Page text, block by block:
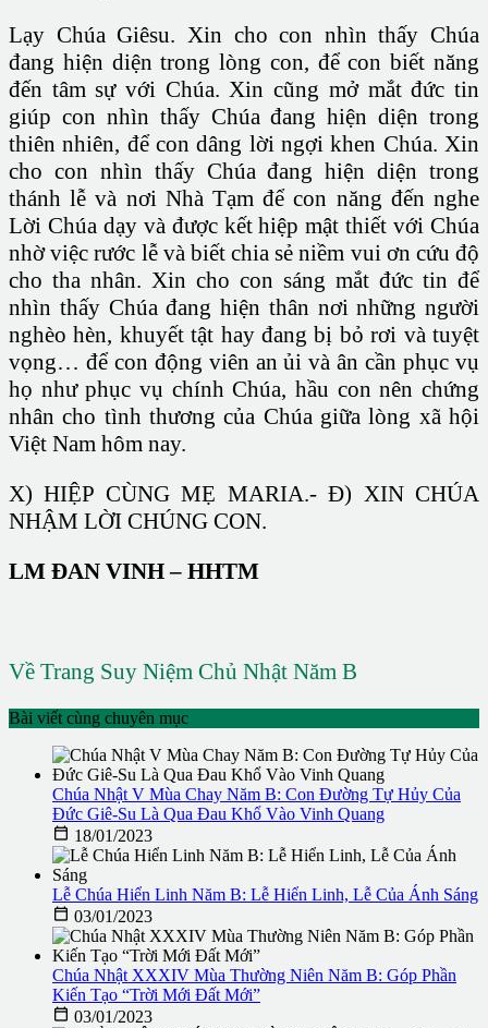
Lạy Chúa Giêsu. Xin cho con nhìn thấy Chúa
đang hiện diện trong lòng con, để con biết năng
đến tâm sự với Chúa. Xin cũng mở mắt đức tin
giúp con nhìn thấy Chúa đang hiện diện trong
thiên nhiên, để con dâng lời ngợi khen Chúa. Xin
cho con nhìn thấy Chúa đang hiện diện trong
thánh lễ và nơi Nhà Tạm để con năng đến nghe
Lời Chúa dạy và được kết hiệp mật thiết với Chúa
nhờ việc rước lễ và biết chia sẻ niềm vui ơn cứu độ
cho tha nhân. Xin cho con sáng mắt đức tin để
nhìn thấy Chúa đang hiện thân nơi những người
nghèo hèn, khuyết tật hay đang bị bỏ rơi và tuyệt
vọng… để con động viên an ủi và ân cần phục vụ
họ như phục vụ chính Chúa, hầu con nên chứng
nhân cho tình thương của Chúa giữa lòng xã hội
Việt Nam hôm nay.
X) HIỆP CÙNG MẸ MARIA.- Đ) XIN CHÚA
NHẬM LỜI CHÚNG CON.
LM ĐAN VINH – HHTM
Về Trang Suy Niệm Chủ Nhật Năm B
Bài viết cùng chuyên mục
Chúa Nhật V Mùa Chay Năm B: Con Đường Tự Hủy Của
Đức Giê-Su Là Qua Đau Khổ Vào Vinh Quang
 18/01/2023
Lễ Chúa Hiển Linh Năm B: Lễ Hiển Linh, Lễ Của Ánh Sáng
 03/01/2023
Chúa Nhật XXXIV Mùa Thường Niên Năm B: Góp Phần
Kiến Tạo “Trời Mới Đất Mới”
 03/01/2023